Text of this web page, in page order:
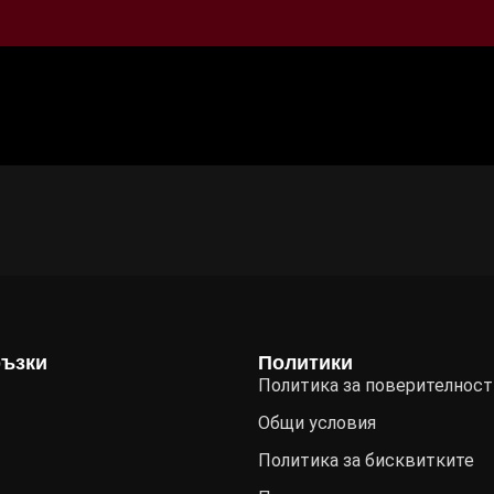
Политики
Политика за поверителност
Общи условия
Политика за бисквитките